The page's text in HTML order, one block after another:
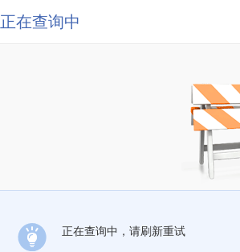
正在查询中
正在查询中，请刷新重试